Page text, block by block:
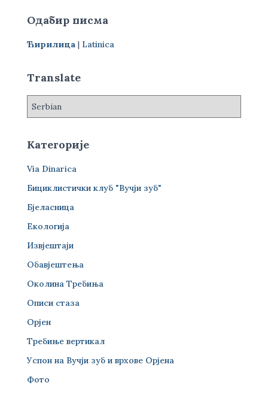
а
а
а
Одабир писма
Ћирилица | Latinica
Translate
Категорије
Via Dinarica
Бициклистички клуб "Вучји зуб"
Бјеласница
Екологија
Извјештаји
Обавјештења
Околина Требиња
Описи стаза
Орјен
Требиње вертикал
Успон на Вучји зуб и врхове Орјена
Фото